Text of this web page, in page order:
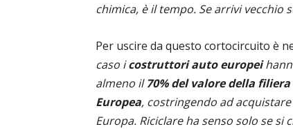
chimica, è il tempo. Se arrivi vecchio
Per uscire da questo cortocircuito è
caso icostruttori auto europei
almeno il70% del valore della
Europea, costringendo ad
Europa. Riciclare ha senso solo se